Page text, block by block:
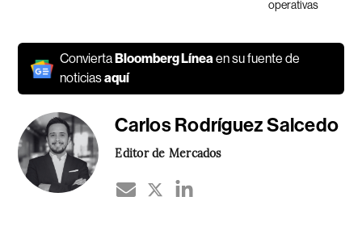
operativas
ConviertaBloomberg Líneaen su fuente de
noticiasaquí
Carlos Rodríguez Salcedo
Editor de Mercados